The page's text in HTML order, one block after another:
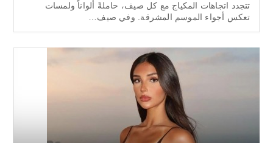
تتجدد اتجاهات المكياج مع كل صيف، حاملةً ألواناً ولمسات
تعكس أجواء الموسم المشرقة. وفي صيف…